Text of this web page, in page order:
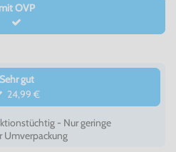
mit OVP
Sehr gut
24,99 €
- Nur geringe
Umverpackung